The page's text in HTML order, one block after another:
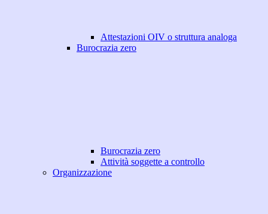
Attestazioni OIV o struttura analoga
Burocrazia zero
Burocrazia zero
Attività soggette a controllo
Organizzazione